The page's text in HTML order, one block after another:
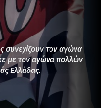
συνεχίζουν τον αγώνα
με τον αγώνα πολλών
Ελλάδας.